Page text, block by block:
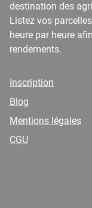
destination des
Listez vos
heure par heure
rendements.
Inscription
Blog
Mentions légales
CGU